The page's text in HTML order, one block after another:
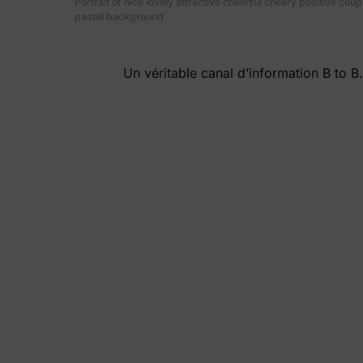
pastel background
Un véritable canal d’information B to B.